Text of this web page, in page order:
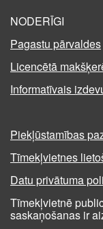
NODERĪGI
Pagastu pārvaldes
Licencētā
Informatīvais
Piekļūstamības
Tīmekļvietnes
Datu privātuma
Tīmekļvietnē
saskaņošanas ir